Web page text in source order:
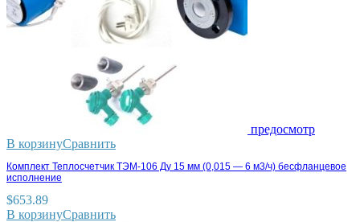
предосмотр
В корзинуСравнить
Комплект Теплосчетчик ТЭМ-106 Ду 15 мм (0,015 — 6 м3/ч) бесфланцевое
исполнение
$653.89
В корзинуСравнить